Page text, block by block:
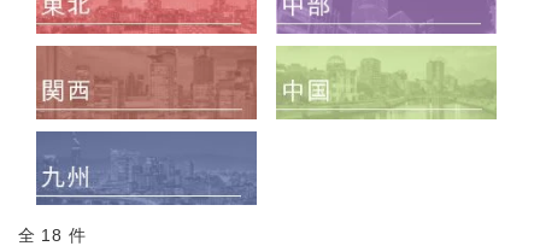
全 18 件